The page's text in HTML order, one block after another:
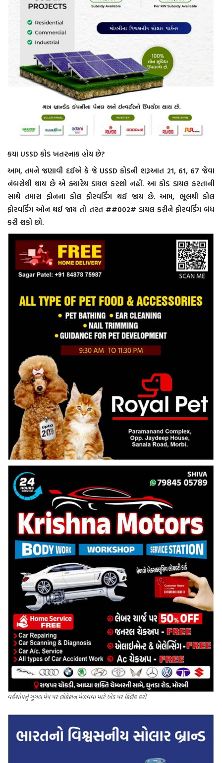
કયા USSD કોડ ખતરનાક હોય છે?
આમ, તમને જણાવી દઈએ કે જે USSD કોડની શરૂઆત 21, 61, 67 જેવા
નંબરોથી થાય છે એ ક્યારેય ડાયલ કરશો નહીં. આ કોડ ડાયલ કરતાની
સાથે તમારા ફોનના કોલ ફોરવર્ડિંગ થઈ જાય છે. આમ, ભૂલથી કોલ
ફોરવર્ડિંગ ઓન થઈ જાય તો તરત ##002# ડાયલ કરીને ફોરવર્ડિંગ બંધ
કરી શકો છો.
વર્કશોપનું ગુગલ મેપ પર લોકેશન મેળવવા માટે એડ પર ક્લિક કરો